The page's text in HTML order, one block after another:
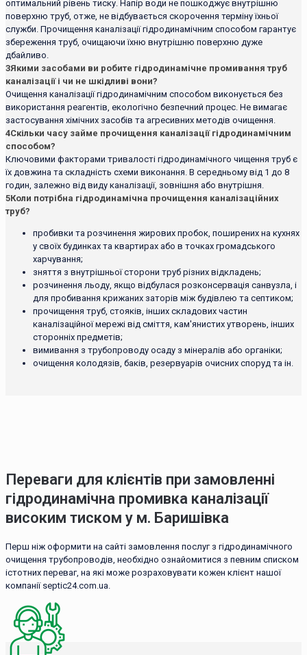
оптимальний рівень тиску. Напір води не пошкоджує внутрішню
поверхню труб, отже, не відбувається скорочення терміну їхньої
служби. Прочищення каналізації гідродинамічним способом гарантує
збереження труб, очищаючи їхню внутрішню поверхню дуже
дбайливо.
3Якими засобами ви робите гідродинамічне промивання труб
каналізації і чи не шкідливі вони?
Очищення каналізації гідродинамічним способом виконується без
використання реагентів, екологічно безпечний процес. Не вимагає
застосування хімічних засобів та агресивних методів очищення.
4Скільки часу займе прочищення каналізації гідродинамічним
способом?
Ключовими факторами тривалості гідродинамічного чищення труб є
їх довжина та складність схеми виконання. В середньому від 1 до 8
годин, залежно від виду каналізації, зовнішня або внутрішня.
5Коли потрібна гідродинамічна прочищення каналізаційних
труб?
пробивки та розчинення жирових пробок, поширених на кухнях
у своїх будинках та квартирах або в точках громадського
харчування;
зняття з внутрішньої сторони труб різних відкладень;
розчинення льоду, якщо відбулася розконсервація санвузла, і
для пробивання крижаних заторів між будівлею та септиком;
прочищення труб, стояків, інших складових частин
каналізаційної мережі від сміття, кам'янистих утворень, інших
сторонніх предметів;
вимивання з трубопроводу осаду з мінералів або органіки;
очищення колодязів, баків, резервуарів очисних споруд та ін.
Переваги для клієнтів при замовленні
гідродинамічна промивка каналізації
високим тиском у м. Баришівка
Перш ніж оформити на сайті замовлення послуг з гідродинамічного
очищення трубопроводів, необхідно ознайомитися з певним списком
істотних переваг, на які може розраховувати кожен клієнт нашої
компанії septic24.com.ua.